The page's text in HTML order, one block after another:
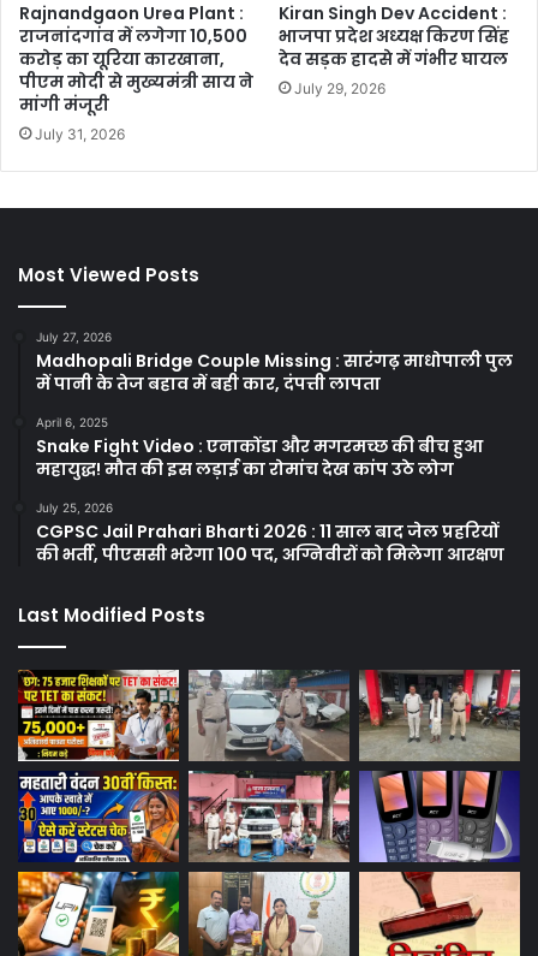
Rajnandgaon Urea Plant :
राजनांदगांव में लगेगा 10,500
करोड़ का यूरिया कारखाना,
पीएम मोदी से मुख्यमंत्री साय ने
मांगी मंजूरी
July 31, 2026
Kiran Singh Dev Accident :
भाजपा प्रदेश अध्यक्ष किरण सिंह
देव सड़क हादसे में गंभीर घायल
July 29, 2026
Most Viewed Posts
July 27, 2026
Madhopali Bridge Couple Missing : सारंगढ़ माधोपाली पुल
में पानी के तेज बहाव में बही कार, दंपत्ती लापता
April 6, 2025
Snake Fight Video : एनाकोंडा और मगरमच्छ की बीच हुआ
महायुद्ध! मौत की इस लड़ाई का रोमांच देख कांप उठे लोग
July 25, 2026
CGPSC Jail Prahari Bharti 2026 : 11 साल बाद जेल प्रहरियों
की भर्ती, पीएससी भरेगा 100 पद, अग्निवीरों को मिलेगा आरक्षण
Last Modified Posts